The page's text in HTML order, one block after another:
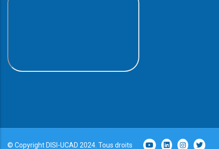
© Copyright DISI -UCAD 2024. Tous droits